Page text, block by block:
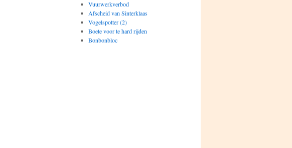
Vuurwerkverbod
Afscheid van Sinterklaas
Vogelspotter (2)
Boete voor te hard rijden
Bonbonbloc